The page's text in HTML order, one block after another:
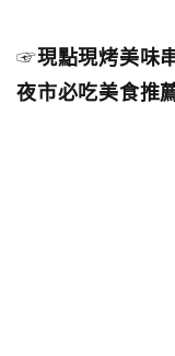
☞現點現烤美味
夜市必吃美食推